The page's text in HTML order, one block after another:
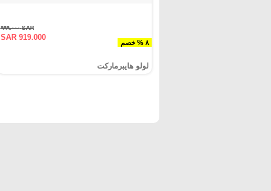
٨ % خصم
SAR ٩٩٩.٠٠٠
SAR 919.000
لولو هايبرماركت